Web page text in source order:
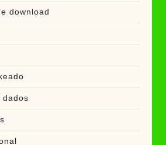
download
dados